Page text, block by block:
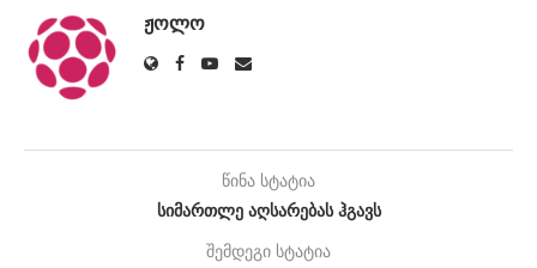
ᲟᲝᲚᲝ
წინა სტატია
სიმართლე აღსარებას ჰგავს
შემდეგი სტატია